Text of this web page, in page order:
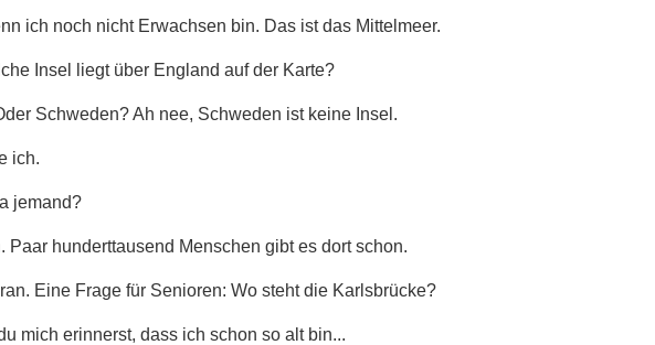
ich noch nicht Erwachsen bin. Das ist das Mittelmeer.
Insel liegt über England auf der Karte?
Schweden? Ah nee, Schweden ist keine Insel.
ich.
jemand?
Paar hunderttausend Menschen gibt es dort schon.
Eine Frage für Senioren: Wo steht die Karlsbrücke?
mich erinnerst, dass ich schon so alt bin...